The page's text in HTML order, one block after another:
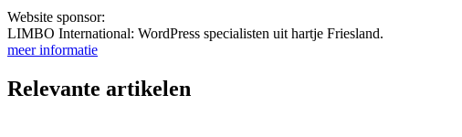
Website sponsor:
LIMBO International: WordPress specialisten uit hartje Friesland.
meer informatie
Relevante artikelen